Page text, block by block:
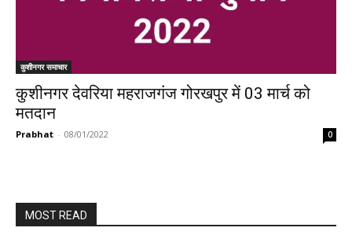
कुशीनगर समाचार
कुशीनगर देवरिया महराजगंज गोरखपुर में 03 मार्च को
मतदान
Prabhat - 08/01/2022 0
MOST READ